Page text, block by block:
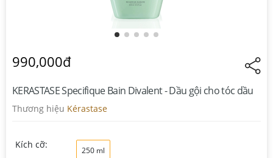
990,000đ
KERASTASE Specifique Bain Divalent - Dầu gội cho tóc dầu
Thương hiệu Kérastase
Kích cỡ:
250 ml